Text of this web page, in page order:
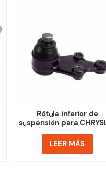
Rótula inferior de
suspensión para
LEER MÁS